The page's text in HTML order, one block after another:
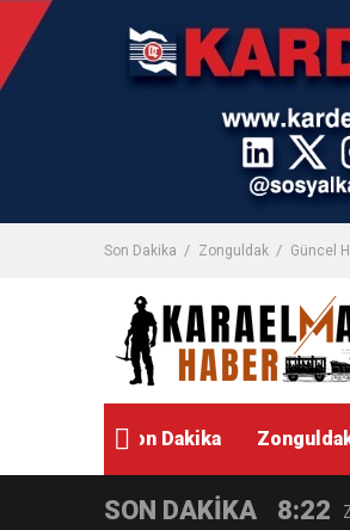
Son Dakika Zonguldak Güncel
Son Dakika
SON DAKİKA 8:22